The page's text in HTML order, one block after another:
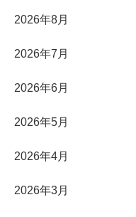
2026年8月
2026年7月
2026年6月
2026年5月
2026年4月
2026年3月